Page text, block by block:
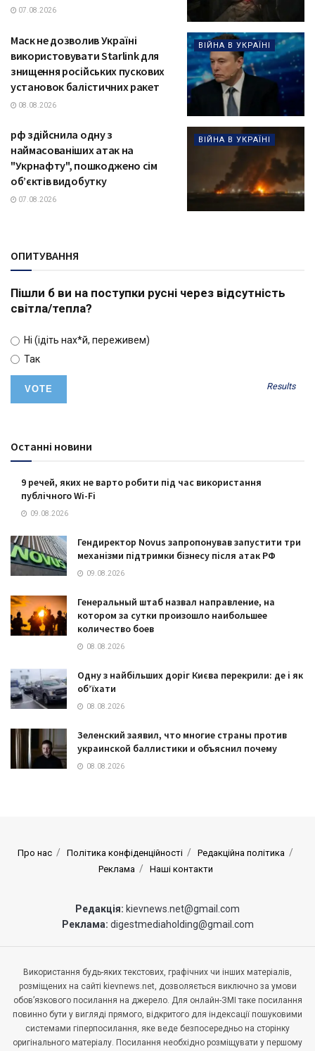
07.08.2026
ВІЙНА В УКРАЇНІ
Маск не дозволив Україні
використовувати Starlink для
знищення російських пускових
установок балістичних ракет
08.08.2026
ВІЙНА В УКРАЇНІ
рф здійснила одну з
наймасованіших атак на
"Укрнафту", пошкоджено сім
об’єктів видобутку
07.08.2026
ОПИТУВАННЯ
Пішли б ви на поступки русні через відсутність
світла/тепла?
Ні (ідіть нах*й, переживем)
Так
Results
Останні новини
9 речей, яких не варто робити під час використання
публічного Wi-Fi
09.08.2026
Гендиректор Novus запропонував запустити три
механізми підтримки бізнесу після атак РФ
09.08.2026
Генеральный штаб назвал направление, на
котором за сутки произошло наибольшее
количество боев
08.08.2026
Одну з найбільших доріг Києва перекрили: де і як
об’їхати
08.08.2026
Зеленский заявил, что многие страны против
украинской баллистики и объяснил почему
08.08.2026
Про нас Політика конфіденційності
Редакційна політика
Реклама
Наші контакти
Редакція: kievnews.net@gmail.com
Реклама: digestmediaholding@gmail.com
Використання будь-яких текстових, графічних чи інших матеріалів,
розміщених на сайті kievnews.net, дозволяється виключно за умови
обов’язкового посилання на джерело. Для онлайн-ЗМІ таке посилання
повинно бути у вигляді прямого, відкритого для індексації пошуковими
системами гіперпосилання, яке веде безпосередньо на сторінку
оригінального матеріалу. Посилання необхідно розміщувати у першому